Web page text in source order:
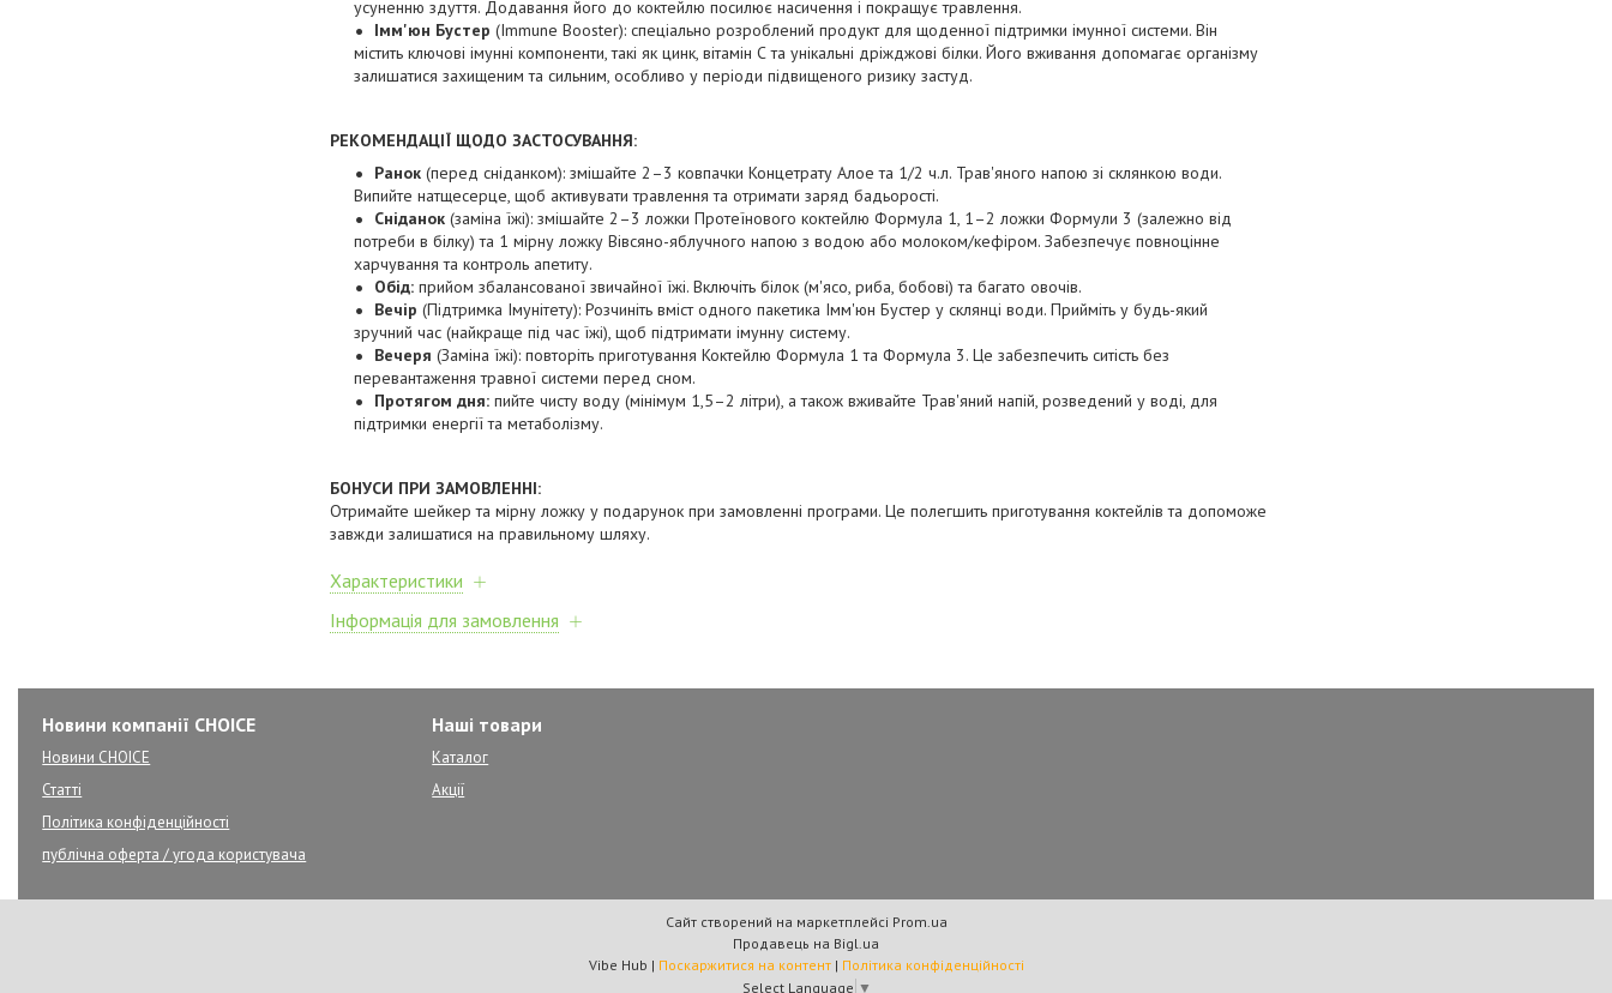
усуненню здуття. Додавання його до коктейлю посилює насичення і покращує травлення.
Імм'юн Бустер (Immune Booster): спеціально розроблений продукт для щоденної підтримки імунної системи. Він
містить ключові імунні компоненти, такі як цинк, вітамін С та унікальні дріжджові білки. Його вживання допомагає організму
залишатися захищеним та сильним, особливо у періоди підвищеного ризику застуд.
РЕКОМЕНДАЦІЇ ЩОДО ЗАСТОСУВАННЯ:
Ранок (перед сніданком): змішайте 2–3 ковпачки Концетрату Алое та 1/2 ч.л. Трав'яного напою зі склянкою води.
Випийте натщесерце, щоб активувати травлення та отримати заряд бадьорості.
Сніданок (заміна їжі): змішайте 2–3 ложки Протеїнового коктейлю Формула 1, 1–2 ложки Формули 3 (залежно від
потреби в білку) та 1 мірну ложку Вівсяно-яблучного напою з водою або молоком/кефіром. Забезпечує повноцінне
харчування та контроль апетиту.
Обід: прийом збалансованої звичайної їжі. Включіть білок (м'ясо, риба, бобові) та багато овочів.
Вечір (Підтримка Імунітету): Розчиніть вміст одного пакетика Імм'юн Бустер у склянці води. Прийміть у будь-який
зручний час (найкраще під час їжі), щоб підтримати імунну систему.
Вечеря (Заміна їжі): повторіть приготування Коктейлю Формула 1 та Формула 3. Це забезпечить ситість без
перевантаження травної системи перед сном.
Протягом дня: пийте чисту воду (мінімум 1,5–2 літри), а також вживайте Трав'яний напій, розведений у воді, для
підтримки енергії та метаболізму.
БОНУСИ ПРИ ЗАМОВЛЕННІ:
Отримайте шейкер та мірну ложку у подарунок при замовленні програми. Це полегшить приготування коктейлів та допоможе
завжди залишатися на правильному шляху.
Характеристики
Інформація для замовлення
Новини компанії CHOICE
Новини CHOICE
Статті
Політика конфіденційності
публічна оферта / угода користувача
Наші товари
Каталог
Акції
Сайт створений на маркетплейсі Prom.ua
Продавець на Bigl.ua
Vibe Hub | Поскаржитися на контент | Політика конфіденційності
Select Language ▼